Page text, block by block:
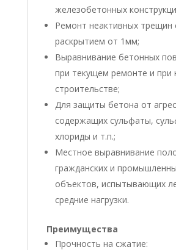
железобетонных
Ремонт неактивных трещин
раскрытием от 1мм;
Выравнивание бетонных
при текущем ремонте и при
строительстве;
Для защиты бетона от
содержащих сульфаты,
хлориды и т.п.;
Местное выравнивание
гражданских и
объектов, испытывающих
средние нагрузки.
Преимущества
Прочность на сжатие: